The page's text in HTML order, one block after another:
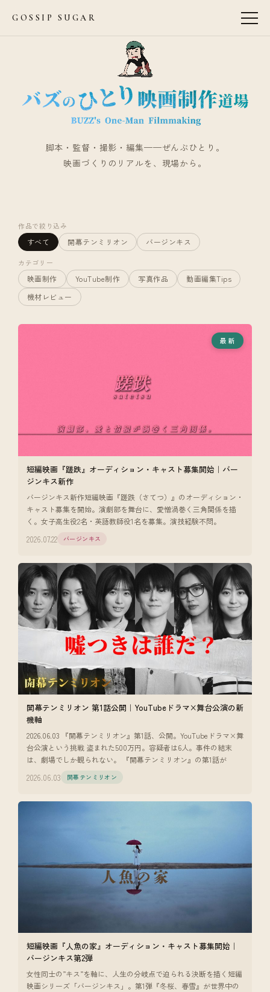
GOSSIP SUGAR
脚本・監督・撮影・編集——ぜんぶひとり。
映画づくりのリアルを、現場から。
作品で絞り込み
すべて 開幕テンミリオン バージンキス
カテゴリー
映画制作 YouTube制作 写真作品
動画編集Tips
機材レビュー
最新
短編映画『蹉跌』オーディション・キャスト募集開始｜バー
ジンキス新作
バージンキス新作短編映画『蹉跌（さてつ）』のオーディション・
キャスト募集を開始。演劇部を舞台に、愛憎渦巻く三角関係を描
く。女子高生役2名・英語教師役1名を募集。演技経験不問。
2026.07.22 バージンキス
開幕テンミリオン 第1話公開｜YouTubeドラマ×舞台公演の新
機軸
2026.06.03 『開幕テンミリオン』第1話、公開。YouTubeドラマ×舞
台公演という挑戦 盗まれた500万円。容疑者は6人。事件の結末
は、劇場でしか観られない。 『開幕テンミリオン』の第1話が
2026.06.03 開幕テンミリオン
短編映画『人魚の家』オーディション・キャスト募集開始｜
バージンキス第2弾
女性同士の”キス”を軸に、人生の分岐点で迫られる決断を描く短編
映画シリーズ「バージンキス」。第1弾『冬桜、春雪』が世界中の